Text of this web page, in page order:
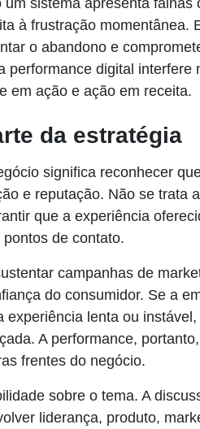
sistema apresenta falhas
à frustração momentânea.
o abandono e
performance digital interfere
em ação e ação em receita.
da estratégia
significa reconhecer
e reputação. Não se trata
que a experiência
de contato.
campanhas de
do consumidor. Se a
experiência lenta ou
A performance,
frentes do negócio.
sobre o tema. A
liderança, produto,